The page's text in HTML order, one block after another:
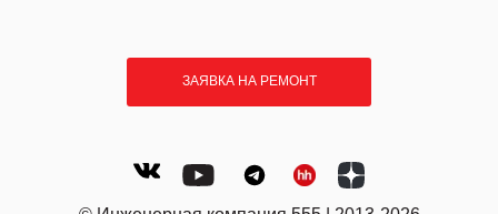
ЗАЯВКА НА РЕМОНТ